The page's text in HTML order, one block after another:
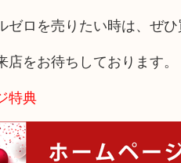
ゼロを売りたい時は、ぜ
店をお待ちしております。
特典